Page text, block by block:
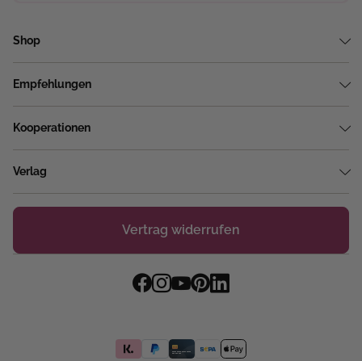
Shop
Empfehlungen
Kooperationen
Verlag
Vertrag widerrufen